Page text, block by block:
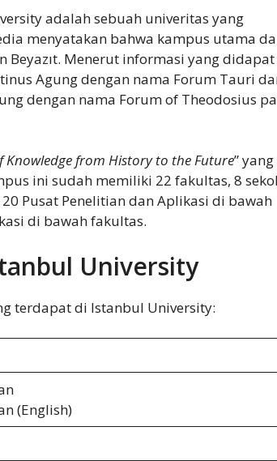
adalah sebuah univeritas yang
menyatakan bahwa kampus utama
Beyazıt. Menerut informasi yang didapat
Agung dengan nama Forum Tauri
dengan nama Forum of Theodosius
Knowledge from History to the Future”
ini sudah memiliki 22 fakultas, 8
Pusat Penelitian dan Aplikasi di bawah
di bawah fakultas.
University
terdapat di Istanbul University:
(English)